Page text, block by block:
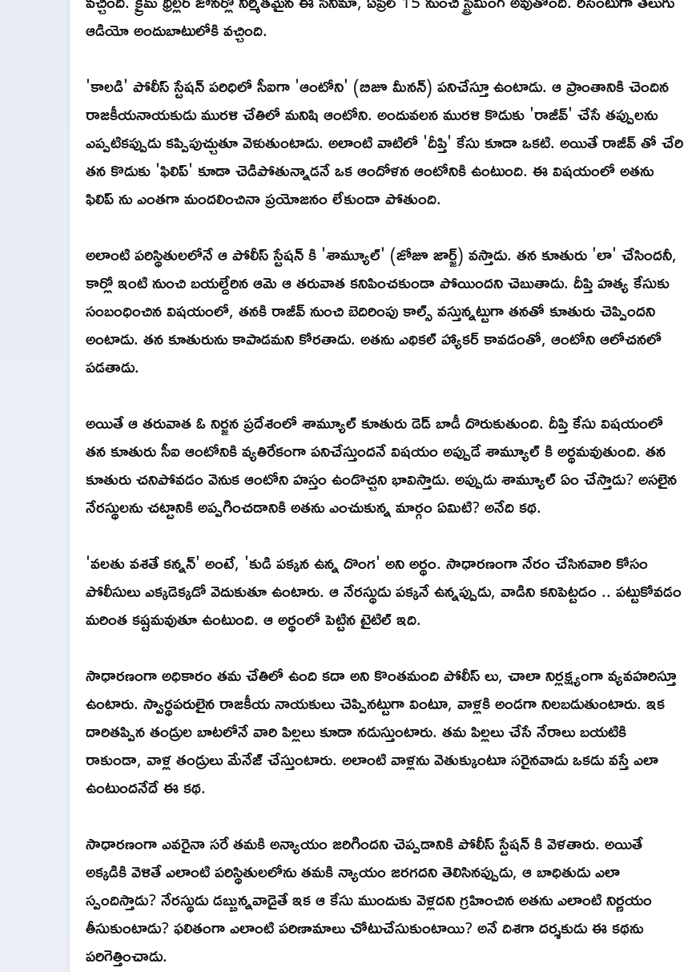
ఆడియో అందుబాటులోకి వచ్చింది.
'కాలడి' పోలీస్ స్టేషన్ పరిధిలో సీఐగా 'ఆంటోని' (బిజూ మీనన్) పనిచేస్తూ ఉంటాడు. ఆ ప్రాంతానికి చెందిన
రాజకీయనాయకుడు మురళి చేతిలో మనిషి ఆంటోని. అందువలన మురళి కొడుకు 'రాజీవ్' చేసే తప్పులను
ఎప్పటికప్పుడు కప్పిపుచ్చుతూ వెళుతుంటాడు. అలాంటి వాటిలో 'దీప్తి' కేసు కూడా ఒకటి. అయితే రాజీవ్ తో చేరి
తన కొడుకు 'ఫిలిప్' కూడా చెడిపోతున్నాడనే ఒక ఆందోళన ఆంటోనికి ఉంటుంది. ఈ విషయంలో అతను
ఫిలిప్ ను ఎంతగా మందలించినా ప్రయోజనం లేకుండా పోతుంది.
అలాంటి పరిస్థితులలోనే ఆ పోలీస్ స్టేషన్ కి 'శామ్యూల్' (జోజూ జార్జ్) వస్తాడు. తన కూతురు 'లా' చేసిందనీ,
కార్లో ఇంటి నుంచి బయల్దేరిన ఆమె ఆ తరువాత కనిపించకుండా పోయిందని చెబుతాడు. దీప్తి హత్య కేసుకు
సంబంధించిన విషయంలో, తనకి రాజీవ్ నుంచి బెదిరింపు కాల్స్ వస్తున్నట్టుగా తనతో కూతురు చెప్పిందని
అంటాడు. తన కూతురును కాపాడమని కోరతాడు. అతను ఎథికల్ హ్యాకర్ కావడంతో, ఆంటోని ఆలోచనలో
పడతాడు.
అయితే ఆ తరువాత ఓ నిర్జన ప్రదేశంలో శామ్యూల్ కూతురు డెడ్ బాడీ దొరుకుతుంది. దీప్తి కేసు విషయంలో
తన కూతురు సీఐ ఆంటోనికి వ్యతిరేకంగా పనిచేస్తుందనే విషయం అప్పుడే శామ్యూల్ కి అర్థమవుతుంది. తన
కూతురు చనిపోవడం వెనుక ఆంటోని హస్తం ఉండొచ్చని భావిస్తాడు. అప్పుడు శామ్యూల్ ఏం చేస్తాడు? అసలైన
నేరస్థులను చట్టానికి అప్పగించడానికి అతను ఎంచుకున్న మార్గం ఏమిటి? అనేది కథ.
'వలతు వశతే కన్నన్' అంటే, 'కుడి పక్కన ఉన్న దొంగ' అని అర్థం. సాధారణంగా నేరం చేసినవారి కోసం
పోలీసులు ఎక్కడెక్కడో వెదుకుతూ ఉంటారు. ఆ నేరస్థుడు పక్కనే ఉన్నప్పుడు, వాడిని కనిపెట్టడం .. పట్టుకోవడం
మరింత కష్టమవుతూ ఉంటుంది. ఆ అర్థంలో పెట్టిన టైటిల్ ఇది.
సాధారణంగా అధికారం తమ చేతిలో ఉంది కదా అని కొంతమంది పోలీస్ లు, చాలా నిర్లక్ష్యంగా వ్యవహరిస్తూ
ఉంటారు. స్వార్థపరులైన రాజకీయ నాయకులు చెప్పినట్టుగా వింటూ, వాళ్లకి అండగా నిలబడుతుంటారు. ఇక
దారితప్పిన తండ్రుల బాటలోనే వారి పిల్లలు కూడా నడుస్తుంటారు. తమ పిల్లలు చేసే నేరాలు బయటికి
రాకుండా, వాళ్ల తండ్రులు మేనేజ్ చేస్తుంటారు. అలాంటి వాళ్లను వెతుక్కుంటూ సరైనవాడు ఒకడు వస్తే ఎలా
ఉంటుందనేదే ఈ కథ.
సాధారణంగా ఎవరైనా సరే తమకి అన్యాయం జరిగిందని చెప్పడానికి పోలీస్ స్టేషన్ కి వెళతారు. అయితే
అక్కడికి వెళితే ఎలాంటి పరిస్థితులలోను తమకి న్యాయం జరగదని తెలిసినప్పుడు, ఆ బాధితుడు ఎలా
స్పందిస్తాడు? నేరస్థుడు డబ్బున్నవాడైతే ఇక ఆ కేసు ముందుకు వెళ్లదని గ్రహించిన అతను ఎలాంటి నిర్ణయం
తీసుకుంటాడు? ఫలితంగా ఎలాంటి పరిణామాలు చోటుచేసుకుంటాయి? అనే దిశగా దర్శకుడు ఈ కథను
పరిగెత్తించాడు.